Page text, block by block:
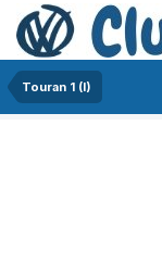
Touran 1 (I)